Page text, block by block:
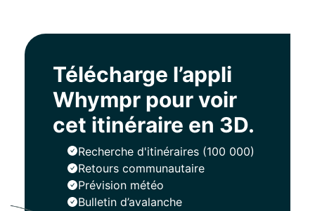
Télécharge l’appli
Whympr pour voir
cet itinéraire en 3D.
Recherche d'itinéraires (100 000)
Retours communautaire
Prévision météo
Bulletin d’avalanche